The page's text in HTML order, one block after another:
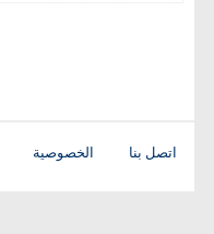
اتصل بنا الخصوصية